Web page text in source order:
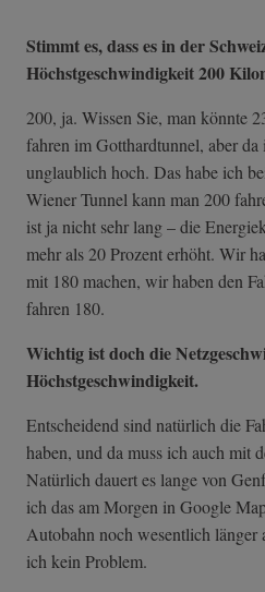
Stimmt es, dass es in der
Höchstgeschwindigkeit 200
200, ja. Wissen Sie, man könnte
fahren im Gotthardtunnel, aber
unglaublich hoch. Das habe ich
Wiener Tunnel kann man 200
ist ja nicht sehr lang – die
mehr als 20 Prozent erhöht. Wir
mit 180 machen, wir haben den
fahren 180.
Wichtig ist doch die
Höchstgeschwindigkeit.
Entscheidend sind natürlich die
haben, und da muss ich auch mit
Natürlich dauert es lange von
ich das am Morgen in Google
Autobahn noch wesentlich länger
ich kein Problem.